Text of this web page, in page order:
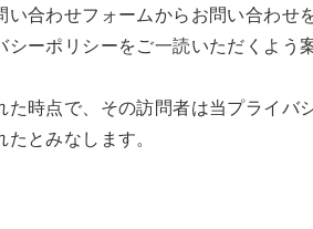
い合わせフォームからお問い合わせ
シーポリシーをご一読いただくよう
た時点で、その訪問者は当プライバ
とみなします。